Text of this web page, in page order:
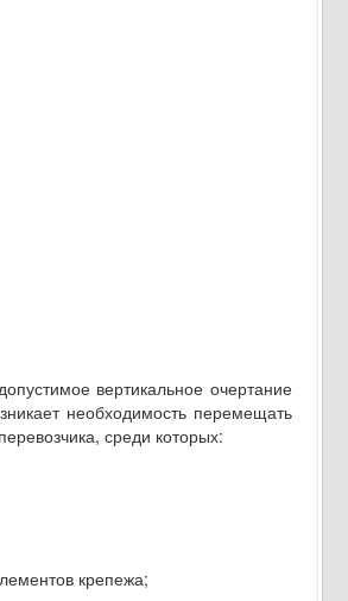
вертикальное очертание
необходимость перемещать
среди которых:
крепежа;